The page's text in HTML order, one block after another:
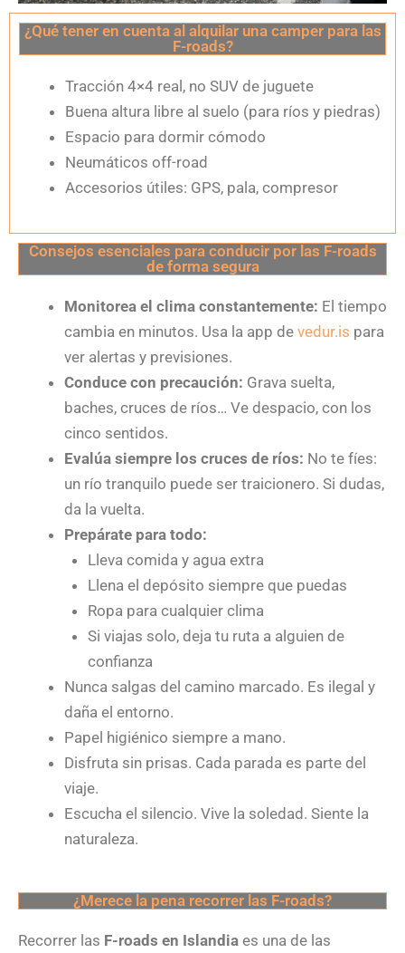
¿Qué tener en cuenta al alquilar una camper para las
F-roads?
Tracción 4×4 real, no SUV de juguete
Buena altura libre al suelo (para ríos y piedras)
Espacio para dormir cómodo
Neumáticos off-road
Accesorios útiles: GPS, pala, compresor
Consejos esenciales para conducir por las F-roads
de forma segura
Monitorea el clima constantemente: El tiempo
cambia en minutos. Usa la app de vedur.is para
ver alertas y previsiones.
Conduce con precaución: Grava suelta,
baches, cruces de ríos… Ve despacio, con los
cinco sentidos.
Evalúa siempre los cruces de ríos: No te fíes:
un río tranquilo puede ser traicionero. Si dudas,
da la vuelta.
Prepárate para todo:
Lleva comida y agua extra
Llena el depósito siempre que puedas
Ropa para cualquier clima
Si viajas solo, deja tu ruta a alguien de
confianza
Nunca salgas del camino marcado. Es ilegal y
daña el entorno.
Papel higiénico siempre a mano.
Disfruta sin prisas. Cada parada es parte del
viaje.
Escucha el silencio. Vive la soledad. Siente la
naturaleza.
¿Merece la pena recorrer las F-roads?
Recorrer las F-roads en Islandia es una de las